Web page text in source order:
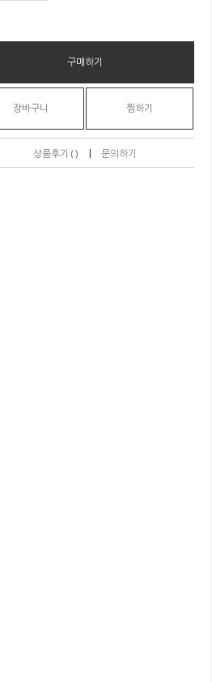
구매하기
장바구니 찜하기
상품후기 ( ) | 문의하기